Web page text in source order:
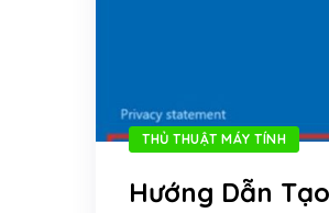
THỦ THUẬT MÁY TÍNH
Hướng Dẫn